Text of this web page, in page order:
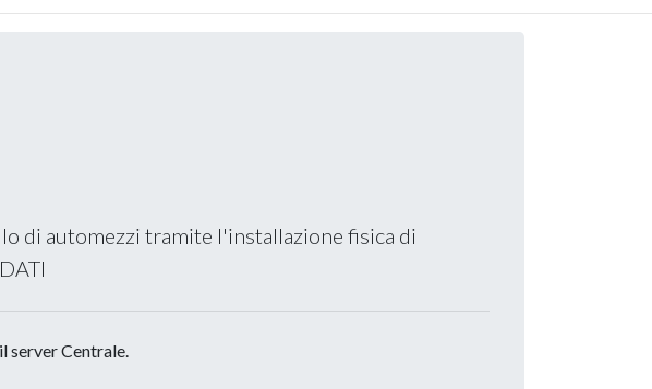
di automezzi tramite l'installazione fisica di
server Centrale.